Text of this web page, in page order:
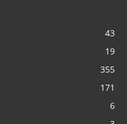
43
19
355
171
6